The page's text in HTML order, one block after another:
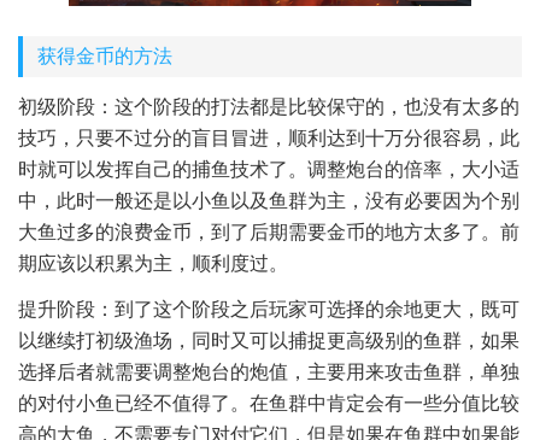
获得金币的方法
初级阶段：这个阶段的打法都是比较保守的，也没有太多的
技巧，只要不过分的盲目冒进，顺利达到十万分很容易，此
时就可以发挥自己的捕鱼技术了。调整炮台的倍率，大小适
中，此时一般还是以小鱼以及鱼群为主，没有必要因为个别
大鱼过多的浪费金币，到了后期需要金币的地方太多了。前
期应该以积累为主，顺利度过。
提升阶段：到了这个阶段之后玩家可选择的余地更大，既可
以继续打初级渔场，同时又可以捕捉更高级别的鱼群，如果
选择后者就需要调整炮台的炮值，主要用来攻击鱼群，单独
的对付小鱼已经不值得了。在鱼群中肯定会有一些分值比较
高的大鱼，不需要专门对付它们，但是如果在鱼群中如果能